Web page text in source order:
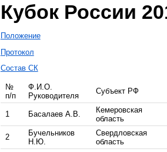
Кубок России
Положение
Протокол
Состав СК
№
п/п
Ф.И.О.
Руководителя
Субъект РФ
1 Басалаев А.В.
Кемеровская
область
2
Бучельников
Н.Ю.
Свердловская
область